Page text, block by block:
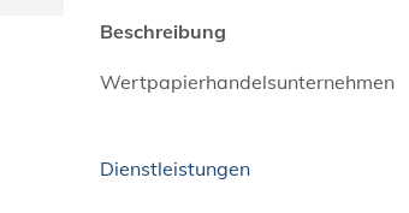
Beschreibung
Wertpapierhandelsunternehmen
Dienstleistungen